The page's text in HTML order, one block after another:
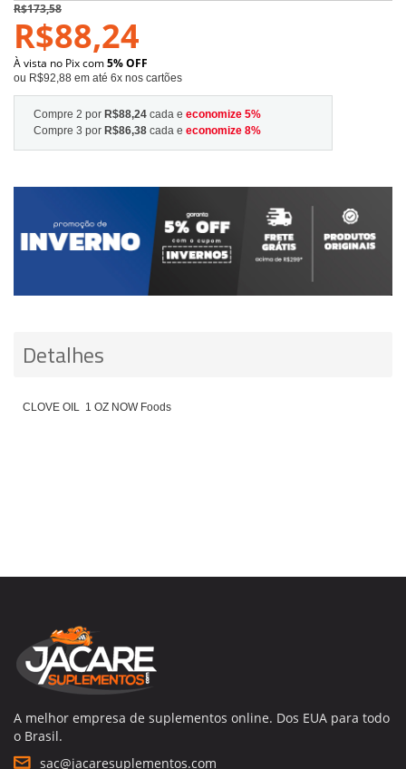
R$173,58
R$88,24
À vista no Pix com5% OFF
ou R$92,88 em até 6x nos cartões
Compre 2 por R$88,24 cada e economize 5%
Compre 3 por R$86,38 cada e economize 8%
Detalhes
CLOVE OIL 1 OZ NOW Foods
A melhor empresa de suplementos online. Dos EUA para todo
o Brasil.
sac@jacaresuplementos.com